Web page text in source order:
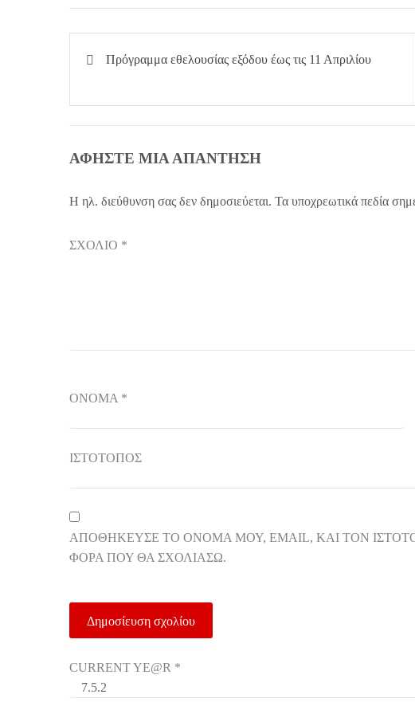
Πλοήγηση
Πρόγραμμα εθελουσίας εξόδου έως τις 11 Απριλίου
ΑΦΉΣΤΕ ΜΙΑ ΑΠΆΝΤΗΣΗ
Η ηλ. διεύθυνση σας δεν δημοσιεύεται. Τα υποχρεωτικά πεδία
ΣΧΌΛΙΟ *
ΌΝΟΜΑ *
ΙΣΤΌΤΟΠΟΣ
ΑΠΟΘΉΚΕΥΣΕ ΤΟ ΌΝΟΜΆ ΜΟΥ, EMAIL, ΚΑΙ ΤΟΝ
ΦΟΡΆ ΠΟΥ ΘΑ ΣΧΟΛΙΆΣΩ.
CURRENT YE@R *